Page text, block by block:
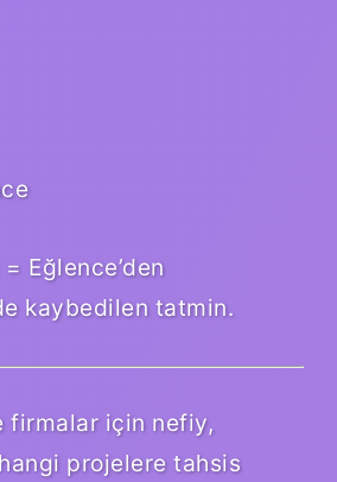
Eğlence’den
kaybedilen tatmin.
firmalar için nefiy,
projelere tahsis